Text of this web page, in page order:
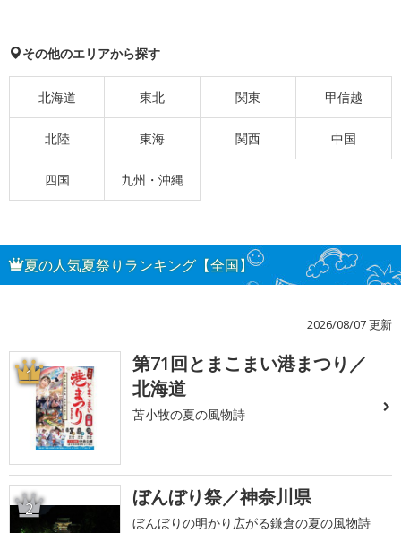
その他のエリアから探す
北海道 東北 関東 甲信越
北陸 東海 関西 中国
四国 九州・沖縄
夏の人気夏祭りランキング【全国】
2026/08/07 更新
1
第71回とまこまい港まつり／
北海道
苫小牧の夏の風物詩
2 ぼんぼり祭／神奈川県
ぼんぼりの明かり広がる鎌倉の夏の風物詩